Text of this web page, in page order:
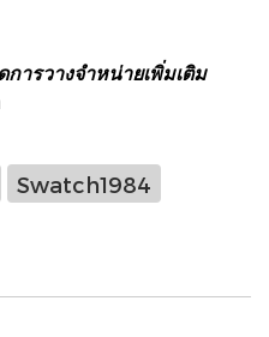
ารวางจำหน่ายเพิ่มเติม
Swatch1984